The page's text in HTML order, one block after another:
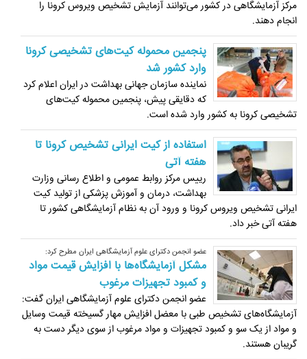
مرکز آزمایشگاهی در کشور می‌توانند آزمایش تشخیص ویروس کرونا را
انجام دهند.
پنجمین محموله کیت‌های تشخیصی کرونا
وارد کشور شد
نماینده سازمان جهانی بهداشت در ایران اعلام کرد
که دقایقی پیش، پنجمین محموله کیت‌های
تشخیصی کرونا به کشور وارد شده است.
استفاده از کیت ایرانی تشخیص کرونا تا
هفته آتی
رییس مرکز روابط عمومی و اطلاع رسانی وزارت
بهداشت، درمان و آموزش پزشکی از تولید کیت
ایرانی تشخیص ویروس کرونا و ورود آن به نظام آزمایشگاهی کشور تا
هفته آتی خبر داد.
عضو انجمن دکترای علوم آزمایشگاهی ایران مطرح کرد:
مشکل آزمایشگاه‌ها با افزایش قیمت مواد
و کمبود تجهیزات مرغوب
عضو انجمن دکترای علوم آزمایشگاهی ایران گفت:
آزمایشگاه‌های تشخیص طبی با معضل افزایش مهار گسیخته قیمت‌ وسایل
و مواد از یک سو و کمبود تجهیزات و مواد مرغوب از سوی دیگر دست به
گریبان هستند.